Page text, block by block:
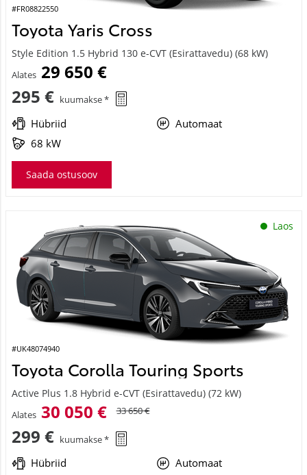
#FR08822550
Toyota Yaris Cross
Style Edition 1.5 Hybrid 130 e-CVT (Esirattavedu) (68 kW)
Alates 29 650 €
295 € kuumakse *
Hübriid
Automaat
68 kW
Saada ostusoov
Laos
#UK48074940
Toyota Corolla Touring Sports
Active Plus 1.8 Hybrid e-CVT (Esirattavedu) (72 kW)
Alates 30 050 € 33 650 €
299 € kuumakse *
Hübriid
Automaat